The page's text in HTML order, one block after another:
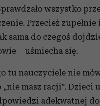
wszystko
Przecież zupełnie
sama do czegoś
– uśmiecha się.
tu nauczyciele nie
„nie masz racji”. Dzieci
adekwatnej